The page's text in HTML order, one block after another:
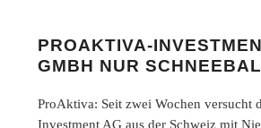
PROAKTIVA-
GMBH NUR
ProAktiva: Seit zwei Wochen versucht
Investment AG aus der Schweiz mit